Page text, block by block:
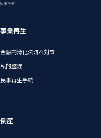
事業再生
金融円滑化法切れ対策
私的整理
民事再生手続
倒産